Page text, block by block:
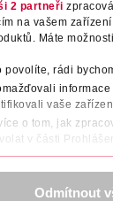
2 partneři
na vašem
Máte
povolíte, rádi
vaše
o tom, jak
v části
stránek,
prohlášení o
Odmítnout
oleje mají
váš nos, ale